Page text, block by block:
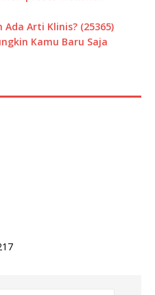
Ada Arti Klinis? (25365)
Kamu Baru Saja